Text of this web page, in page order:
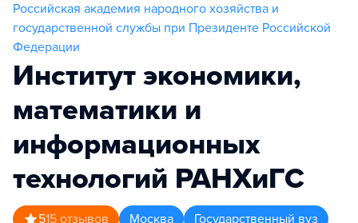
Российская академия народного хозяйства и
государственной службы при Президенте Российской
Федерации
Институт экономики,
математики и
информационных
технологий РАНХиГС
515 отзывов Москва Государственный вуз